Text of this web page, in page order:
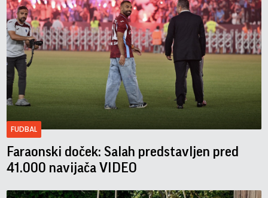
FUDBAL
Faraonski doček: Salah predstavljen pred
41.000 navijača VIDEO